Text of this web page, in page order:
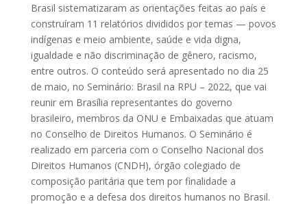
Brasil sistematizaram as orientações feitas ao país e
construíram 11 relatórios divididos por temas — povos
indígenas e meio ambiente, saúde e vida digna,
igualdade e não discriminação de gênero, racismo,
entre outros. O conteúdo será apresentado no dia 25
de maio, no Seminário: Brasil na RPU – 2022, que vai
reunir em Brasília representantes do governo
brasileiro, membros da ONU e Embaixadas que atuam
no Conselho de Direitos Humanos. O Seminário é
realizado em parceria com o Conselho Nacional dos
Direitos Humanos (CNDH), órgão colegiado de
composição paritária que tem por finalidade a
promoção e a defesa dos direitos humanos no Brasil.